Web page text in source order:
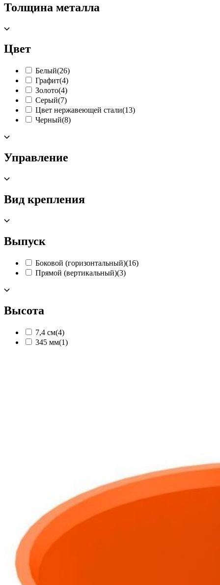
Толщина металла
Цвет
Белый(26)
Графит(4)
Золото(4)
Серый(7)
Цвет нержавеющей стали(13)
Черный(8)
Управление
Вид крепления
Выпуск
Боковой (горизонтальный)(16)
Прямой (вертикальный)(3)
Высота
7,4 см(4)
345 мм(1)